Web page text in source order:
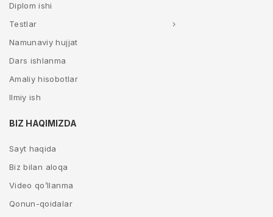
Diplom ishi
Testlar
Namunaviy hujjat
Dars ishlanma
Amaliy hisobotlar
Ilmiy ish
BIZ HAQIMIZDA
Sayt haqida
Biz bilan aloqa
Video qo’llanma
Qonun-qoidalar